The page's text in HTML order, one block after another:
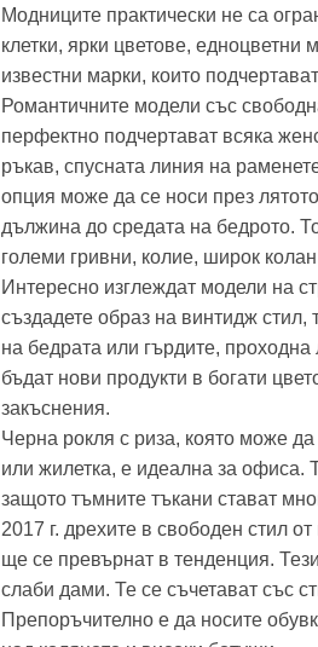
Модниците практически не са
клетки, ярки цветове,
известни марки, които
Романтичните модели със
перфектно подчертават всяка
ръкав, спусната линия на
опция може да се носи през
дължина до средата на бедрото.
големи гривни, колие, широк
Интересно изглеждат модели на
създадете образ на винтидж
на бедрата или гърдите,
бъдат нови продукти в богати
закъснения.
Черна рокля с риза, която може
или жилетка, е идеална за офиса.
защото тъмните тъкани стават
2017 г. дрехите в свободен стил
ще се превърнат в тенденция.
слаби дами. Те се съчетават със
Препоръчително е да носите